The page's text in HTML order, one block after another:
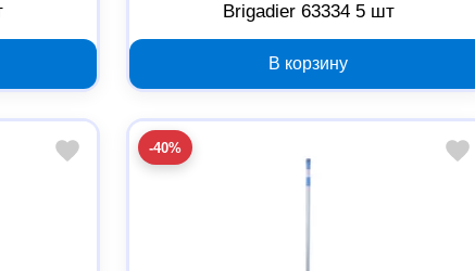
Brigadier 63334 5 шт
В корзину
-40%